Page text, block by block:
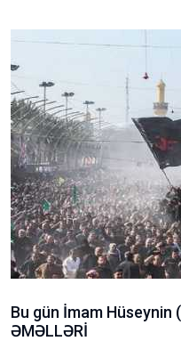
Bu gün İmam
ƏMƏLLƏRİ